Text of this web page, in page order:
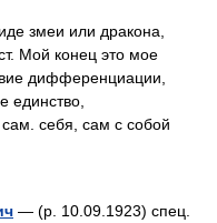
змеи или дракона,
Мой конец это мое
дифференциации,
единство,
себя, сам с собой
— (р. 10.09.1923) спец.